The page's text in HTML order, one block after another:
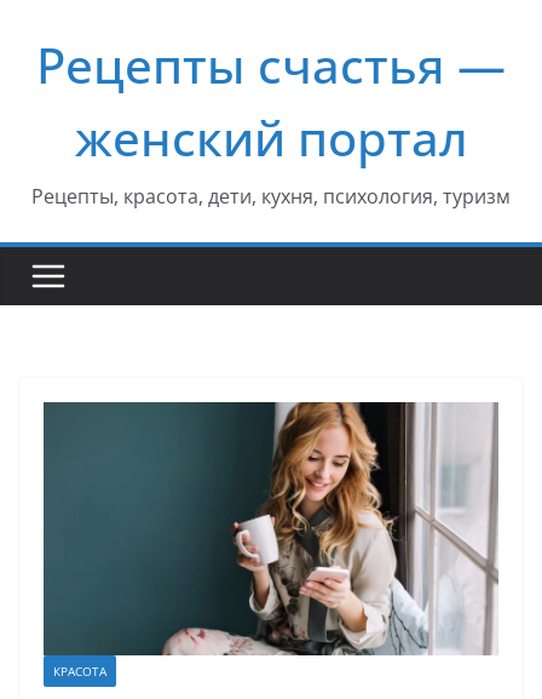
содержимому
Рецепты счастья —
женский портал
Рецепты, красота, дети, кухня, психология, туризм
КРАСОТА